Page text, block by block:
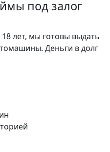
под залог
лет, мы готовы выдать
Деньги в долг